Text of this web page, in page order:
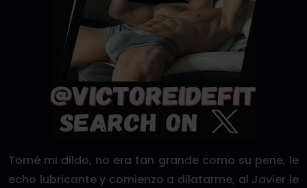
Tomé mi dildo, no era tan grande como su pene, le
echo lubricante y comienzo a dilatarme, al Javier le